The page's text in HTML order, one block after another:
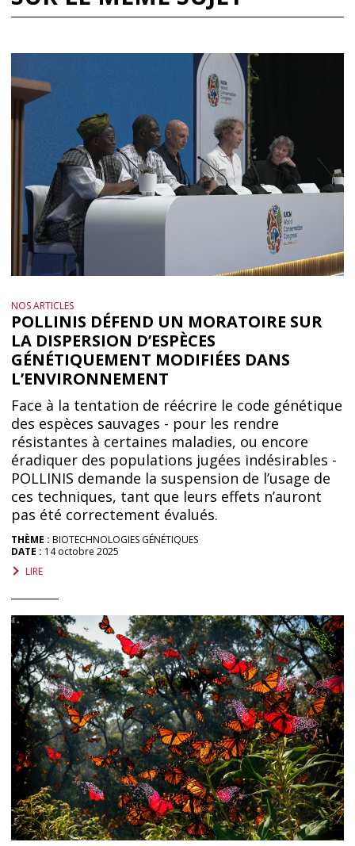
NOS ARTICLES
POLLINIS DÉFEND UN MORATOIRE SUR
LA DISPERSION D’ESPÈCES
GÉNÉTIQUEMENT MODIFIÉES DANS
L’ENVIRONNEMENT
Face à la tentation de réécrire le code génétique
des espèces sauvages - pour les rendre
résistantes à certaines maladies, ou encore
éradiquer des populations jugées indésirables -
POLLINIS demande la suspension de l’usage de
ces techniques, tant que leurs effets n’auront
pas été correctement évalués.
THÈME : BIOTECHNOLOGIES GÉNÉTIQUES
DATE : 14 octobre 2025
LIRE